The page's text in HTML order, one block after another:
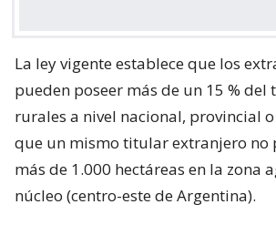
La ley vigente establece que los
pueden poseer más de un 15 % del
rurales a nivel nacional, provincial
que un mismo titular extranjero no
más de 1.000 hectáreas en la zona
núcleo (centro-este de Argentina).